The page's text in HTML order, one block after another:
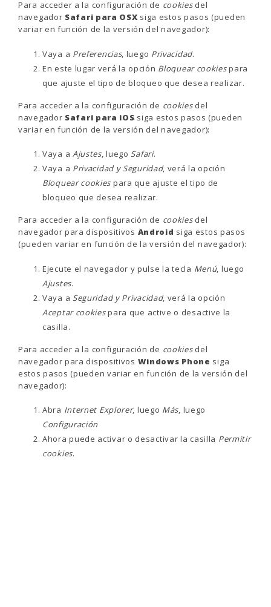
Para acceder a la configuración de cookiesdel
navegador Safari para OSX siga estos pasos (pueden
variar en función de la versión del navegador):
Vaya a Preferencias, luego Privacidad.
En este lugar verá la opción Bloquear cookiespara
que ajuste el tipo de bloqueo que desea realizar.
Para acceder a la configuración de cookiesdel
navegador Safari para iOS siga estos pasos (pueden
variar en función de la versión del navegador):
Vaya a Ajustes, luego Safari.
Vaya a Privacidad y Seguridad, verá la opción
Bloquear cookies para que ajuste el tipo de
bloqueo que desea realizar.
Para acceder a la configuración de cookiesdel
navegador para dispositivos Android siga estos pasos
(pueden variar en función de la versión del navegador):
Ejecute el navegador y pulse la tecla Menú, luego
Ajustes.
Vaya a Seguridad y Privacidad, verá la opción
Aceptar cookiespara que active o desactive la
casilla.
Para acceder a la configuración de cookiesdel
navegador para dispositivos Windows Phone siga
estos pasos (pueden variar en función de la versión del
navegador):
Abra Internet Explorer, luego Más, luego
Configuración
Ahora puede activar o desactivar la casilla Permitir
cookies.